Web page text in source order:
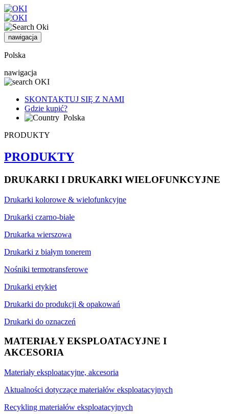
nawigacja
Polska
nawigacja
SKONTAKTUJ SIĘ Z NAMI
Gdzie kupić?
Polska
PRODUKTY
PRODUKTY
DRUKARKI I DRUKARKI WIELOFUNKCYJNE
Drukarki kolorowe & wielofunkcyjne
Drukarki czarno-białe
Drukarka wierszowa
Drukarki z białym tonerem
Nośniki termotransferowe
Drukarki etykiet
Drukarki do produkcji & opakowań
Drukarki do oznaczeń
MATERIAŁY EKSPLOATACYJNE I
AKCESORIA
Materiały eksploatacyjne, akcesoria
Aktualności dotyczące materiałów eksploatacyjnych
Recykling materiałów eksploatacyjnych